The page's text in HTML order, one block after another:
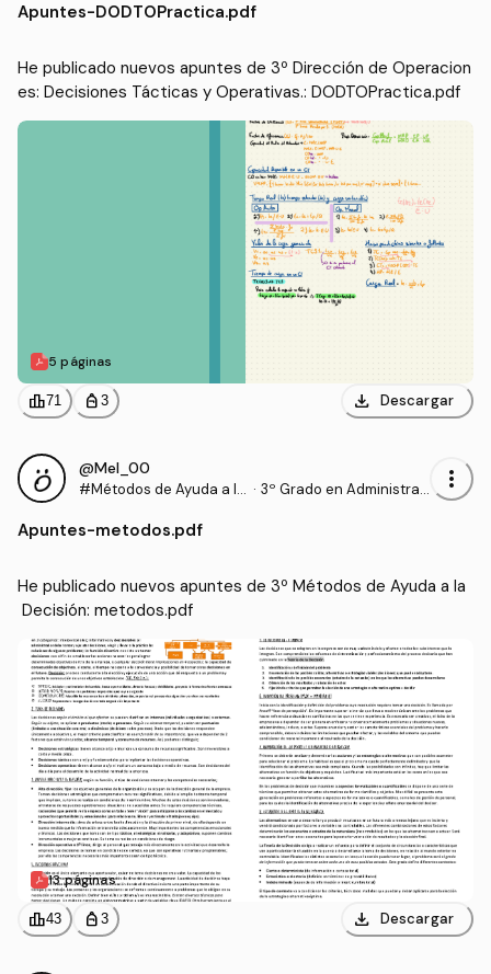
y Operativas.
Apuntes-DODTOPractica.pdf
He publicado nuevos apuntes de 3º Dirección de Operacion
es: Decisiones Tácticas y Operativas.: DODTOPractica.pdf
5 páginas
leaderboard71 personal_bag 3 download Descargar
@Mel_00
#Métodos de Ayuda a la · 3º Grado en Administrac
more_vert
Apuntes-metodos.pdf
He publicado nuevos apuntes de 3º Métodos de Ayuda a la
Decisión: metodos.pdf
13 páginas
leaderboard43 personal_bag 3 download Descargar